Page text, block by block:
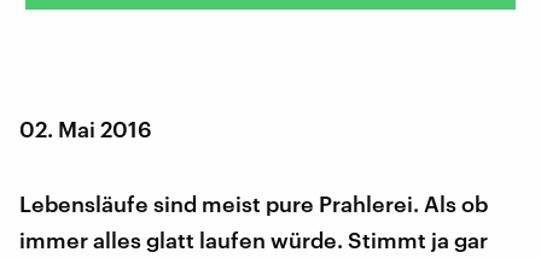
02. Mai 2016
Lebensläufe sind meist pure Prahlerei. Als ob
immer alles glatt laufen würde. Stimmt ja gar